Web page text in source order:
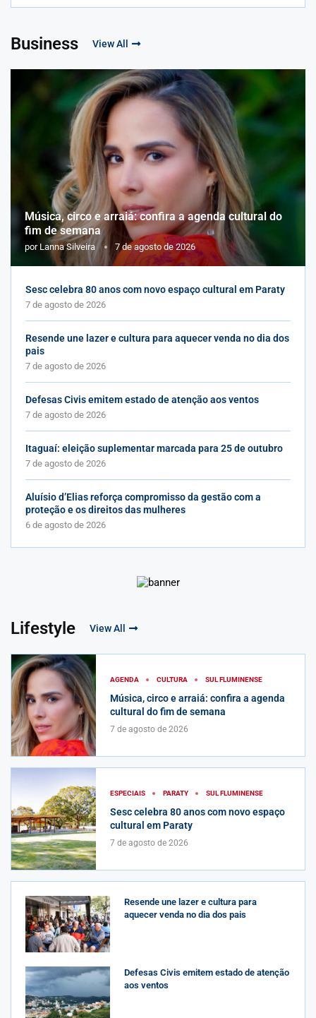
Business View All
Música, circo e arraiá: confira a agenda cultural do
fim de semana
por Lanna Silveira 7 de agosto de 2026
Sesc celebra 80 anos com novo espaço cultural em Paraty
7 de agosto de 2026
Resende une lazer e cultura para aquecer venda no dia dos
pais
7 de agosto de 2026
Defesas Civis emitem estado de atenção aos ventos
7 de agosto de 2026
Itaguaí: eleição suplementar marcada para 25 de outubro
7 de agosto de 2026
Aluísio d’Elias reforça compromisso da gestão com a
proteção e os direitos das mulheres
6 de agosto de 2026
Lifestyle View All
AGENDA CULTURA SUL FLUMINENSE
Música, circo e arraiá: confira a agenda
cultural do fim de semana
7 de agosto de 2026
ESPECIAIS PARATY SUL FLUMINENSE
Sesc celebra 80 anos com novo espaço
cultural em Paraty
7 de agosto de 2026
Resende une lazer e cultura para
aquecer venda no dia dos pais
Defesas Civis emitem estado de atenção
aos ventos